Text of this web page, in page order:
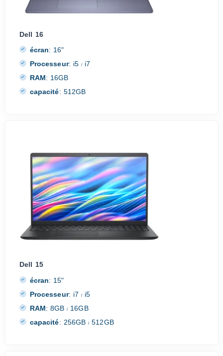
Dell 16
écran: 16"
Processeur: i5/ i7
RAM: 16GB
capacité: 512GB
Dell 15
écran: 15"
Processeur: i7/ i5
RAM: 8GB/ 16GB
capacité: 256GB/ 512GB